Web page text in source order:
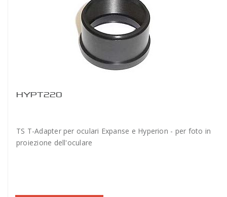
HYPT220
TS T-Adapter per oculari Expanse e Hyperion - per foto in
proiezione dell'oculare